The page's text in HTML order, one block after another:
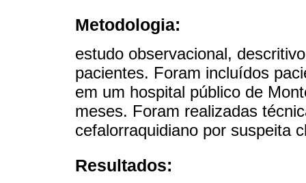
Metodologia:
estudo observacional,
pacientes. Foram incluídos
em um hospital público de
meses. Foram realizadas
cefalorraquidiano por suspeita
Resultados: